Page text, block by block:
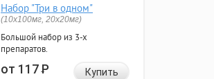
Набор "Три в одном"
(10x100мг, 20x20мг)
Большой набор из 3-х
препаратов.
от 117Р Купить